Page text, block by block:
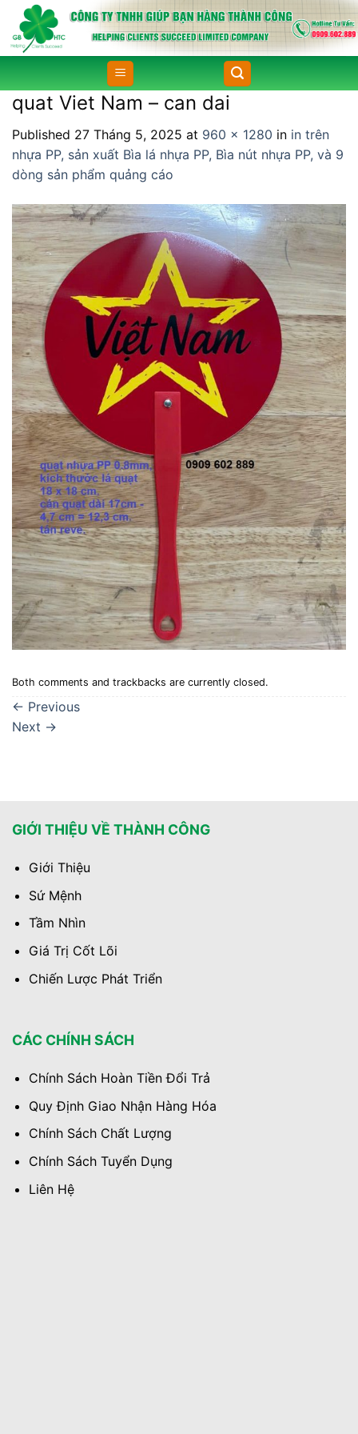
Skip
content
quat Viet Nam – can dai
Published 27 Tháng 5, 2025 at 960 × 1280 in in trên
nhựa PP, sản xuất Bìa lá nhựa PP, Bìa nút nhựa PP, và 9
dòng sản phẩm quảng cáo
Both comments and trackbacks are currently closed.
← Previous
Next →
GIỚI THIỆU VỀ THÀNH CÔNG
Giới Thiệu
Sứ Mệnh
Tầm Nhìn
Giá Trị Cốt Lõi
Chiến Lược Phát Triển
CÁC CHÍNH SÁCH
Chính Sách Hoàn Tiền Đổi Trả
Quy Định Giao Nhận Hàng Hóa
Chính Sách Chất Lượng
Chính Sách Tuyển Dụng
Liên Hệ